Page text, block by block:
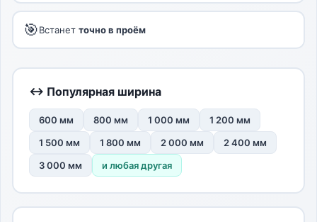
🎯Встанет точно в проём
↔ Популярная ширина
600 мм 800 мм 1 000 мм
1 200 мм
1 500 мм
1 800 мм 2 000 мм
2 400 мм
3 000 мм
и любая другая